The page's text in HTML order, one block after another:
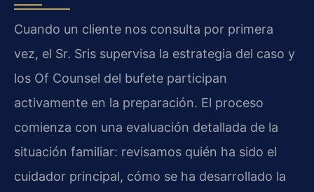
Cuando un cliente nos consulta por primera
vez, el Sr. Sris supervisa la estrategia del caso y
los Of Counsel del bufete participan
activamente en la preparación. El proceso
comienza con una evaluación detallada de la
situación familiar: revisamos quién ha sido el
cuidador principal, cómo se ha desarrollado la